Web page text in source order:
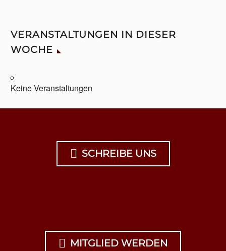
VERANSTALTUNGEN IN DIESER
WOCHE
Keine Veranstaltungen
 SCHREIBE UNS
 MITGLIED WERDEN